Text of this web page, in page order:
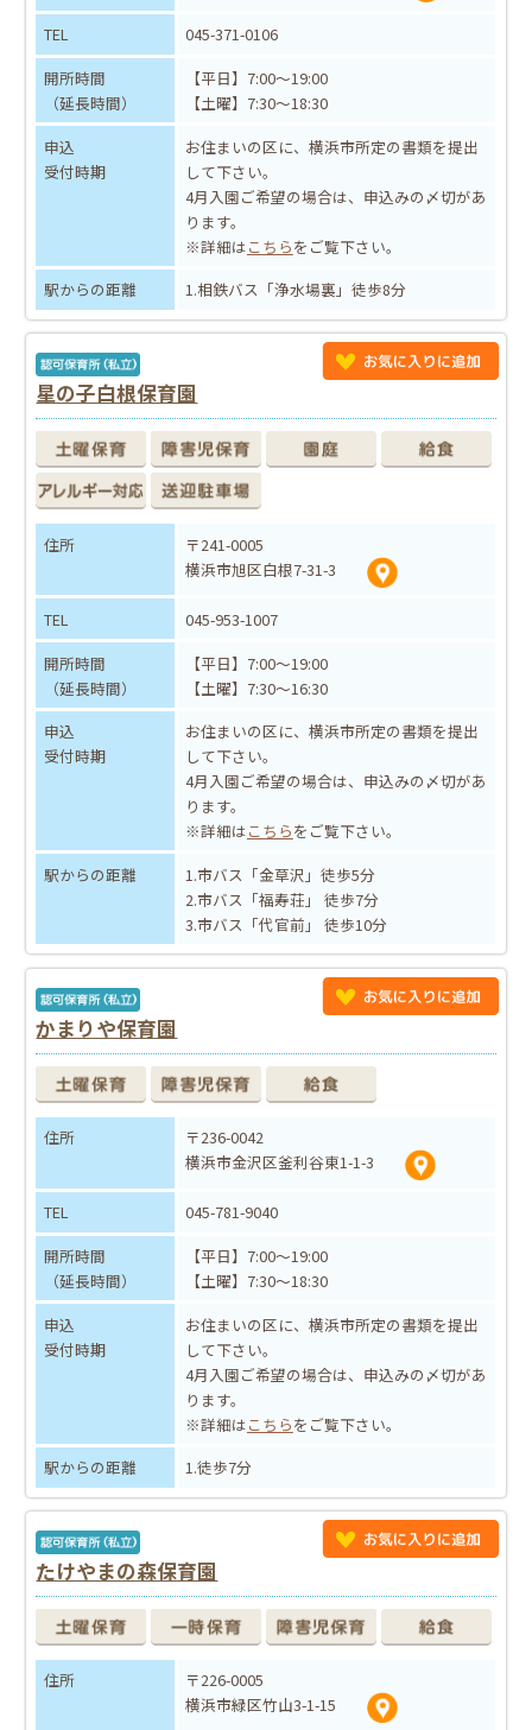
TEL
045-371-0106
開所時間
（延長時間）
【平日】7:00～19:00
【土曜】7:30～18:30
申込
受付時期
お住まいの区に、横浜市所定の書類を提出
して下さい。
4月入園ご希望の場合は、申込みの〆切があ
ります。
※詳細はこちらをご覧下さい。
駅からの距離
1.相鉄バス「浄水場裏」徒歩8分
星の子白根保育園
住所
〒241-0005
横浜市旭区白根7-31-3
TEL
045-953-1007
開所時間
（延長時間）
【平日】7:00～19:00
【土曜】7:30～16:30
申込
受付時期
お住まいの区に、横浜市所定の書類を提出
して下さい。
4月入園ご希望の場合は、申込みの〆切があ
ります。
※詳細はこちらをご覧下さい。
駅からの距離
1.市バス「金草沢」徒歩5分
2.市バス「福寿荘」 徒歩7分
3.市バス「代官前」 徒歩10分
かまりや保育園
住所
〒236-0042
横浜市金沢区釜利谷東1-1-3
TEL
045-781-9040
開所時間
（延長時間）
【平日】7:00～19:00
【土曜】7:30～18:30
申込
受付時期
お住まいの区に、横浜市所定の書類を提出
して下さい。
4月入園ご希望の場合は、申込みの〆切があ
ります。
※詳細はこちらをご覧下さい。
駅からの距離
1.徒歩7分
たけやまの森保育園
住所
〒226-0005
横浜市緑区竹山3-1-15